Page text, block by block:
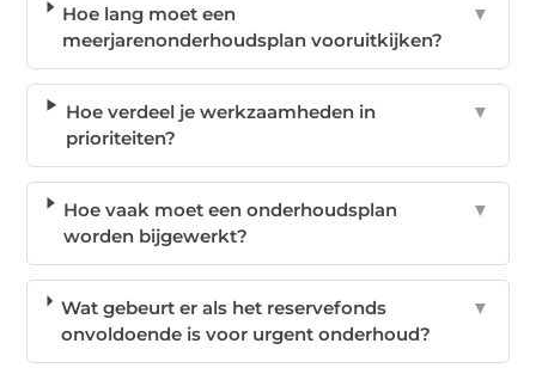
Hoe lang moet een
meerjarenonderhoudsplan vooruitkijken?
▼
Hoe verdeel je werkzaamheden in
prioriteiten?
▼
Hoe vaak moet een onderhoudsplan
worden bijgewerkt?
▼
Wat gebeurt er als het reservefonds
onvoldoende is voor urgent onderhoud?
▼